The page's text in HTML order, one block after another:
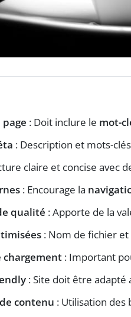
: Doit inclure le mot-
: Description et mots-
claire et concise avec
: Encourage la
qualité : Apporte de la
: Nom de fichier et
chargement : Important
: Site doit être adapté
contenu : Utilisation des